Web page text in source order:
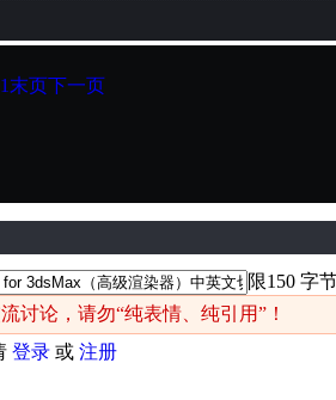
末页下一页
限150 字
讨论，请勿“纯表情、纯引用”！
登录 或 注册